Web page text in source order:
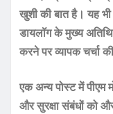
खुशी की बात है। यह भी
डायलॉग के मुख्य
करने पर व्यापक चर्चा
एक अन्य पोस्ट में पीएम
और सुरक्षा संबंधों को